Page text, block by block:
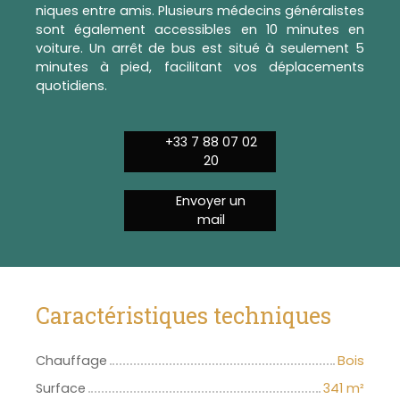
niques entre amis. Plusieurs médecins généralistes
sont également accessibles en 10 minutes en
voiture. Un arrêt de bus est situé à seulement 5
minutes à pied, facilitant vos déplacements
quotidiens.
+33 7 88 07 02
20
Envoyer un
mail
Caractéristiques techniques
Chauffage
Bois
Surface
341 m²